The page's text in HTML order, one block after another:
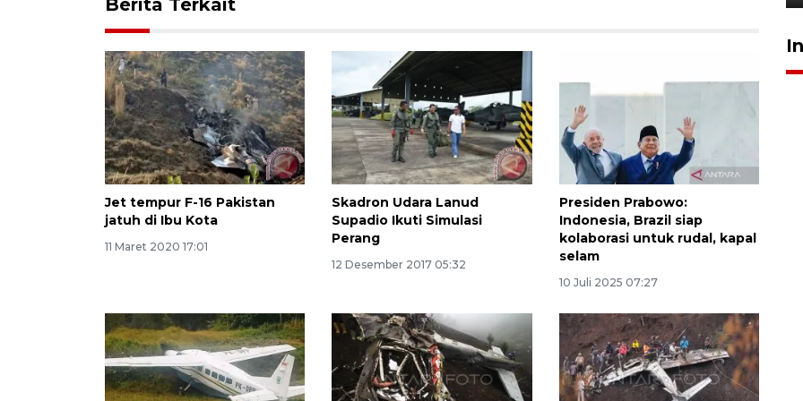
Jet tempur F-16 Pakistan
jatuh di Ibu Kota
11 Maret 2020 17:01
Skadron Udara Lanud
Supadio Ikuti Simulasi
Perang
12 Desember 2017 05:32
Presiden Prabowo:
Indonesia, Brazil siap
kolaborasi untuk rudal, kapal
selam
10 Juli 2025 07:27